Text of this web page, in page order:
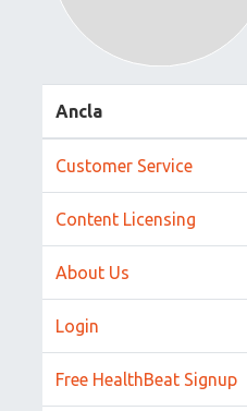
Ancla
Customer Service
Content Licensing
About Us
Login
Free HealthBeat Signup